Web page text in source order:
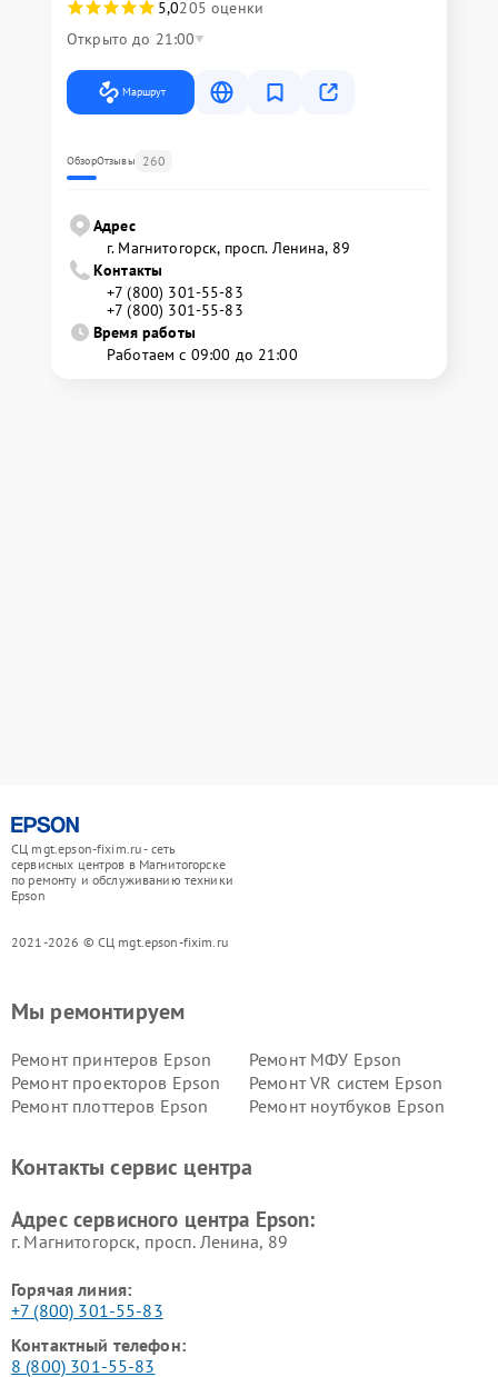
5,0205 оценки
Открыто до 21:00
Маршрут
ОбзорОтзывы 260
Адрес
г. Магнитогорск, просп. Ленина, 89
Контакты
+7 (800) 301-55-83
+7 (800) 301-55-83
Время работы
Работаем с 09:00 до 21:00
СЦ mgt.epson-fixim.ru - сеть
сервисных центров в Магнитогорске
по ремонту и обслуживанию техники
Epson
2021-2026 © СЦ mgt.epson-fixim.ru
Мы ремонтируем
Ремонт принтеров Epson
Ремонт МФУ Epson
Ремонт проекторов Epson
Ремонт VR систем Epson
Ремонт плоттеров Epson
Ремонт ноутбуков Epson
Контакты сервис центра
Адрес сервисного центра Epson:
г. Магнитогорск, просп. Ленина, 89
Горячая линия:
+7 (800) 301-55-83
Контактный телефон:
8 (800) 301-55-83